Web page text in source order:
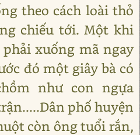
theo cách loài thỏ
chiếu tới. Một khi
xuống mã ngay
đó một giây bà có
như con ngựa
phố huyện
còn ông tuổi rắn,